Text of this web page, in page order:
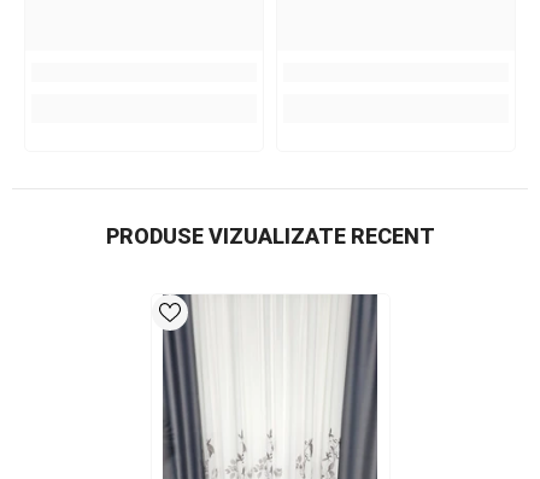
PRODUSE VIZUALIZATE RECENT